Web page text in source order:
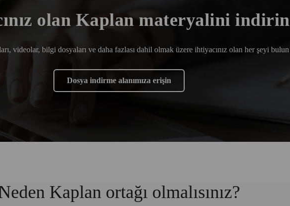
olan Kaplan materyalini indirin
videolar, bilgi dosyaları ve daha fazlası dahil olmak üzere ihtiyacınız olan her şeyi bulun
Dosya indirme alanımıza erişin
Kaplan ortağı olmalısınız?